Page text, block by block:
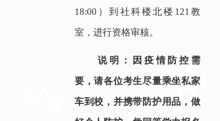
18:00 ）到社科楼北楼 121 教
室，进行资格审核。
说明：因疫情防控需
要，请各位考生尽量乘坐私家
车到校，并携带防护用品，做